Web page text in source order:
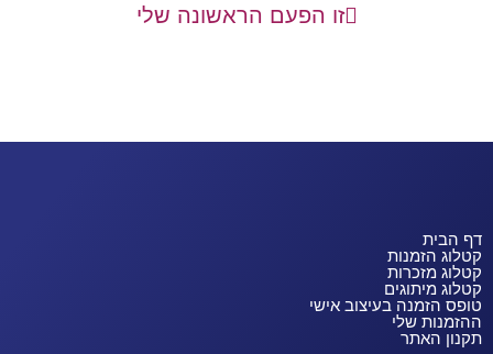
זו הפעם הראשונה שלי
דף הבית
קטלוג הזמנות
קטלוג מזכרות
קטלוג מיתוגים
טופס הזמנה בעיצוב אישי
ההזמנות שלי
תקנון האתר